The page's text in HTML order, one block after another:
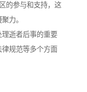
的参与和支持，这
力。
逝者后事的重要
规范等多个方面